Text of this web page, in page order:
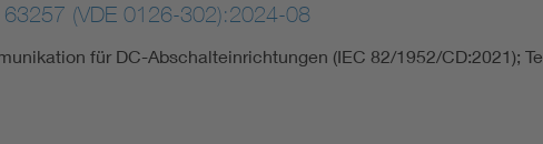
63257 (VDE 0126-302):2024-08
für DC-Abschalteinrichtungen (IEC 82/1952/CD:2021);